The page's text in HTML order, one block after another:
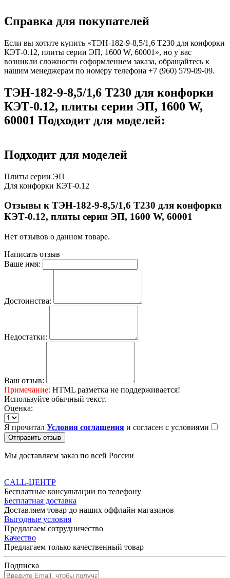
Справка для покупателей
Если вы хотите купить «ТЭН-182-9-8,5/1,6 Т230 для конфорки
КЭТ-0.12, плиты серии ЭП, 1600 W, 60001», но у вас
возникли сложности соформлением заказа, обращайтесь к
нашим менеджерам по номеру телефона +7 (960) 579-09-09.
ТЭН-182-9-8,5/1,6 Т230 для конфорки
КЭТ-0.12, плиты серии ЭП, 1600 W,
60001 Подходит для моделей:
Подходит для моделей
Плиты серии ЭП
Для конфорки КЭТ-0.12
Отзывы к ТЭН-182-9-8,5/1,6 Т230 для конфорки
КЭТ-0.12, плиты серии ЭП, 1600 W, 60001
Нет отзывов о данном товаре.
Написать отзыв
Ваше имя:
Достоинства:
Недостатки:
Ваш отзыв:
Примечание: HTML разметка не поддерживается!
Используйте обычный текст.
Оценка:
Я прочитал Условия соглашения и согласен с условиями
Отправить отзыв
Мы доставляем заказ по всей России
CALL-ЦЕНТР
Бесплатные консультации по телефону
Бесплатная доставка
Доставляем товар до наших оффлайн магазинов
Выгодные условия
Предлагаем сотрудничество
Качество
Предлагаем только качественный товар
Подписка